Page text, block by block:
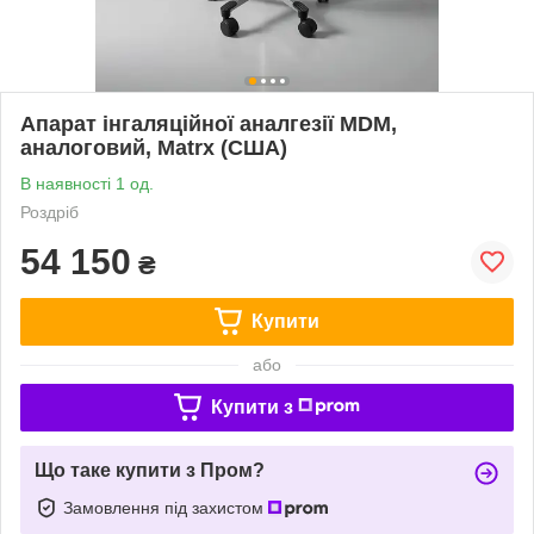
Апарат інгаляційної аналгезії MDM,
аналоговий, Matrx (США)
В наявності 1 од.
Роздріб
54 150 ₴
Купити
або
Купити з
Що таке купити з Пром?
Замовлення під захистом